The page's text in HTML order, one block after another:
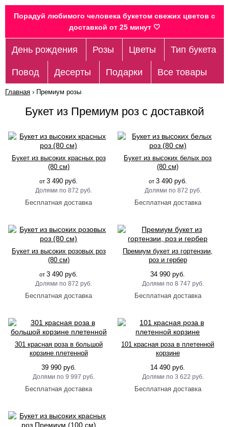
Порадуй любимого человека букетом свежих цветов c
доставкой от 25 минут 🤍
День рождения Розы Цветы Тип букета
Повод Десерты Подарки Все товары
Главная › Премиум розы
Букет из Премиум роз с доставкой
Букет из высоких красных роз
(80 см)
от3 490 руб.
872 руб.
Букет из высоких белых роз
(80 см)
от 3 490 руб.
872 руб.
Букет из высоких розовых роз
(80 см)
от3 490 руб.
872 руб.
Премиум букет из гортензии,
роз и гербер
34 990 руб.
8 747 руб.
301 красная роза в большой
корзине плетенной
39 990 руб.
9 997 руб.
101 красная роза в плетенной
корзине
14 490 руб.
3 622 руб.